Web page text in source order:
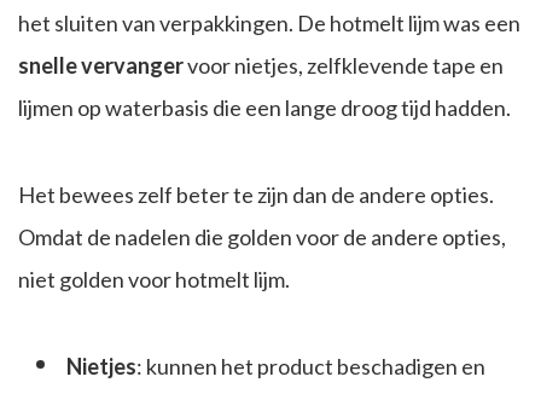
het sluiten van verpakkingen. De hotmelt lijm was een
snelle vervangervoor nietjes, zelfklevende tape en
lijmen op waterbasis die een lange droog tijd hadden.
Het bewees zelf beter te zijn dan de andere opties.
Omdat de nadelen die golden voor de andere opties,
niet golden voor hotmelt lijm.
Nietjes: kunnen het product beschadigen en